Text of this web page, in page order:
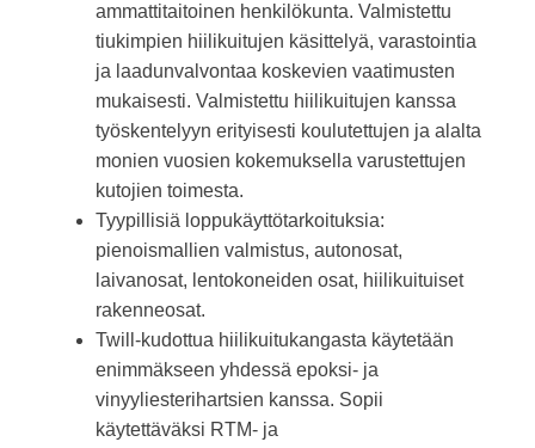
ammattitaitoinen henkilökunta. Valmistettu
tiukimpien hiilikuitujen käsittelyä, varastointia
ja laadunvalvontaa koskevien vaatimusten
mukaisesti. Valmistettu hiilikuitujen kanssa
työskentelyyn erityisesti koulutettujen ja alalta
monien vuosien kokemuksella varustettujen
kutojien toimesta.
Tyypillisiä loppukäyttötarkoituksia:
pienoismallien valmistus, autonosat,
laivanosat, lentokoneiden osat, hiilikuituiset
rakenneosat.
Twill-kudottua hiilikuitukangasta käytetään
enimmäkseen yhdessä epoksi- ja
vinyyliesterihartsien kanssa. Sopii
käytettäväksi RTM- ja